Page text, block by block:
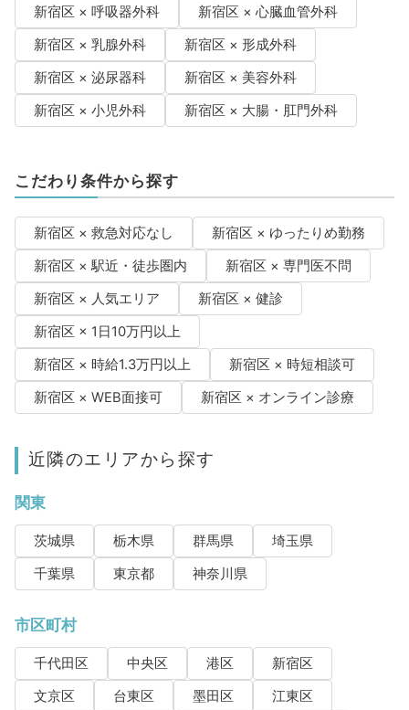
新宿区 × 呼吸器外科
新宿区 × 心臓血管外科
新宿区 × 乳腺外科
新宿区 × 形成外科
新宿区 × 泌尿器科
新宿区 × 美容外科
新宿区 × 小児外科
新宿区 × 大腸・肛門外科
こだわり条件から探す
新宿区 × 救急対応なし
新宿区 × ゆったりめ勤務
新宿区 × 駅近・徒歩圏内
新宿区 × 専門医不問
新宿区 × 人気エリア
新宿区 × 健診
新宿区 × 1日10万円以上
新宿区 × 時給1.3万円以上
新宿区 × 時短相談可
新宿区 × WEB面接可
新宿区 × オンライン診療
近隣のエリアから探す
関東
茨城県 栃木県 群馬県
埼玉県
千葉県
東京都 神奈川県
市区町村
千代田区 中央区 港区
新宿区
文京区
台東区 墨田区
江東区